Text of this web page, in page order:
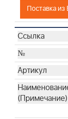
Поставка из